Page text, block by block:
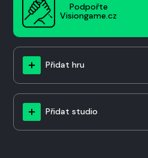
Podpořte
Visiongame.cz
Přidat hru
Přidat studio